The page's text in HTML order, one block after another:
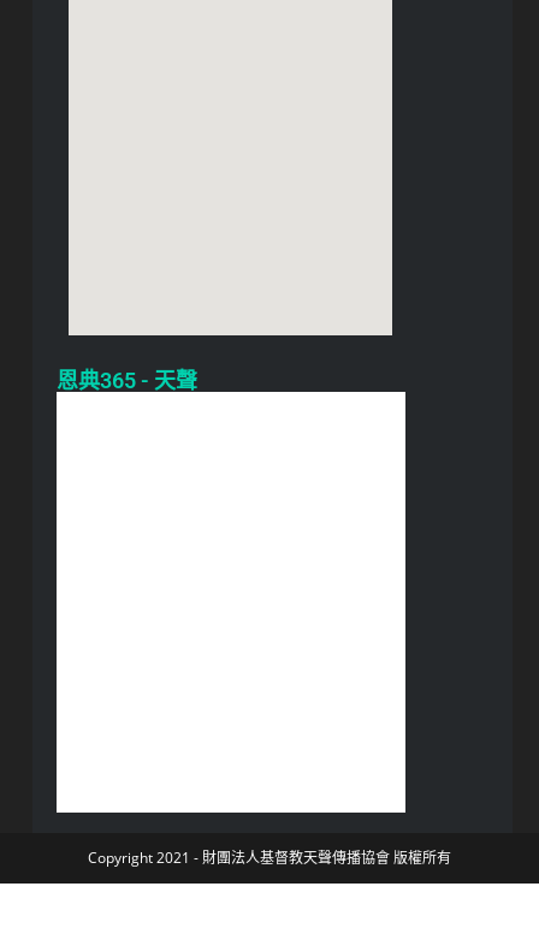
恩典365 - 天聲
Copyright 2021 - 財團法人基督教天聲傳播協會 版權所有